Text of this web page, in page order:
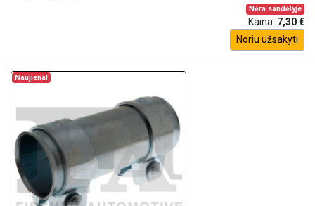
Nėra sandėlyje
Kaina: 7,30 €
Noriu užsakyti
Naujiena!